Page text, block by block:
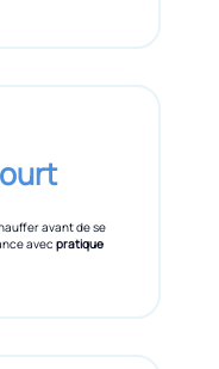
avant de se
avec pratique